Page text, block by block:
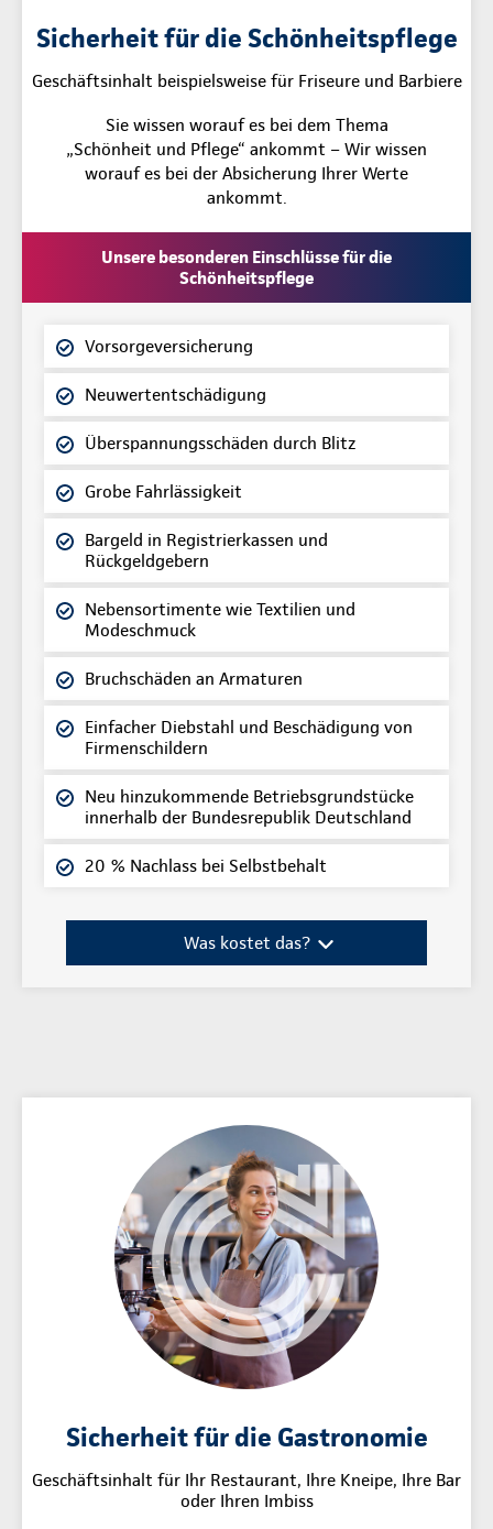
Sicherheit für die Schönheitspflege
Geschäftsinhalt beispielsweise für Friseure und Barbiere
Sie wissen worauf es bei dem Thema
„Schönheit und Pflege“ ankommt – Wir wissen
worauf es bei der Absicherung Ihrer Werte
ankommt.
Unsere besonderen Einschlüsse für die
Schönheitspflege
Vorsorgeversicherung
Neuwertentschädigung
Überspannungsschäden durch Blitz
Grobe Fahrlässigkeit
Bargeld in Registrierkassen und
Rückgeldgebern
Nebensortimente wie Textilien und
Modeschmuck
Bruchschäden an Armaturen
Einfacher Diebstahl und Beschädigung von
Firmenschildern
Neu hinzukommende Betriebsgrundstücke
innerhalb der Bundesrepublik Deutschland
20 % Nachlass bei Selbstbehalt
Was kostet das?
Sicherheit für die Gastronomie
Geschäftsinhalt für Ihr Restaurant, Ihre Kneipe, Ihre Bar
oder Ihren Imbiss